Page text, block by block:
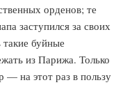
орденов; те
заступился за своих
такие буйные
из Парижа. Только
— на этот раз в пользу